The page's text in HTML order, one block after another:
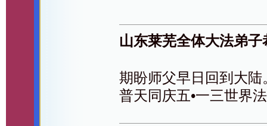
山东莱芜全体大法弟
期盼师父早日回到大陆
普天同庆五•一三世界